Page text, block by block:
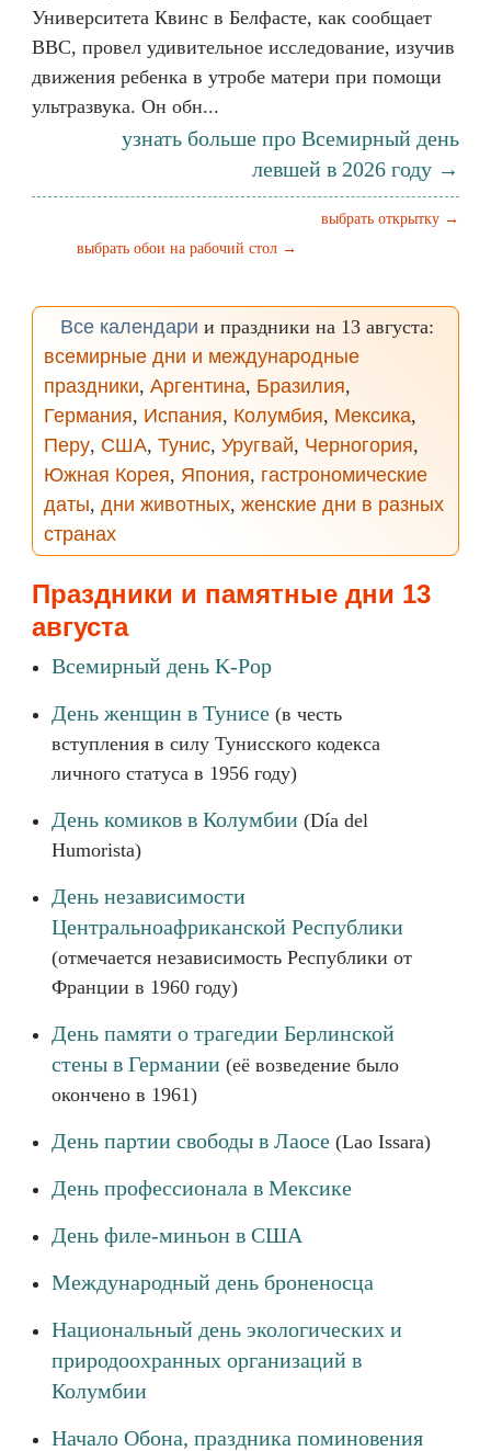
Университета Квинс в Белфасте, как сообщает
BBC, провел удивительное исследование, изучив
движения ребенка в утробе матери при помощи
ультразвука. Он обн...
узнать больше про Всемирный день
левшей в 2026 году →
выбрать открытку →
выбрать обои на рабочий стол →
Все календари и праздники на 13 августа:
всемирные дни и международные
праздники, Аргентина, Бразилия,
Германия, Испания, Колумбия, Мексика,
Перу, США, Тунис, Уругвай, Черногория,
Южная Корея, Япония, гастрономические
даты, дни животных, женские дни в разных
странах
Праздники и памятные дни 13
августа
Всемирный день K-Pop
День женщин в Тунисе (в честь
вступления в силу Тунисского кодекса
личного статуса в 1956 году)
День комиков в Колумбии (Día del
Humorista)
День независимости
Центральноафриканской Республики
(отмечается независимость Республики от
Франции в 1960 году)
День памяти о трагедии Берлинской
стены в Германии (её возведение было
окончено в 1961)
День партии свободы в Лаосе (Lao Issara)
День профессионала в Мексике
День филе-миньон в США
Международный день броненосца
Национальный день экологических и
природоохранных организаций в
Колумбии
Начало Обона, праздника поминовения